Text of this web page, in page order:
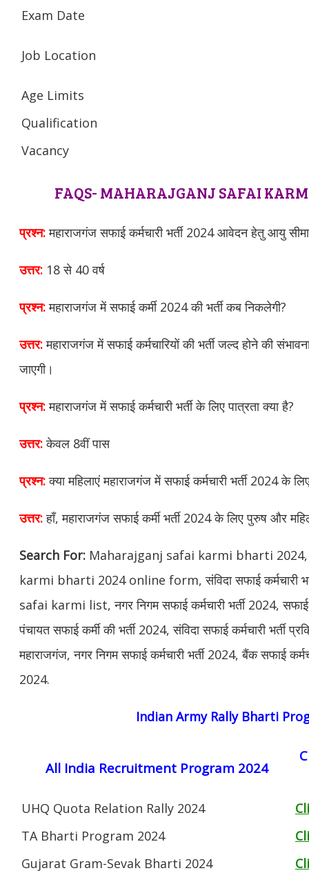
Exam Date
Job Location
Age Limits
Qualification
Vacancy
FAQS- MAHARAJGANJ SAFAI
प्रश्न:महाराजगंज सफाई कर्मचारी भर्ती 2024 आवेदन हेतु आयु
उत्तर: 18 से 40 वर्ष
प्रश्न:महाराजगंज में सफाई कर्मी 2024 की भर्ती कब निकलेगी?
उत्तर:महाराजगंज में सफाई कर्मचारियों की भर्ती जल्द होने की
जाएगी।
प्रश्न:महाराजगंज में सफाई कर्मचारी भर्ती के लिए पात्रता क्या है?
उत्तर:केवल 8वीं पास
प्रश्न:क्या महिलाएं महाराजगंज में सफाई कर्मचारी भर्ती 2024 के
उत्तर:हाँ, महाराजगंज सफाई कर्मी भर्ती 2024 के लिए पुरुष और
Search For: Maharajganj safai karmi bharti 2024,
karmi bharti 2024 online form, संविदा सफाई कर्मचारी
safai karmi list, नगर निगम सफाई कर्मचारी भर्ती 2024, सफाई
पंचायत सफाई कर्मी की भर्ती 2024, संविदा सफाई कर्मचारी भर्ती
महाराजगंज, नगर निगम सफाई कर्मचारी भर्ती 2024, बैंक सफाई
2024.
Indian Army Rally Bharti
All India Recruitment Program 2024
UHQ Quota Relation Rally 2024
TA Bharti Program 2024
Gujarat Gram-Sevak Bharti 2024